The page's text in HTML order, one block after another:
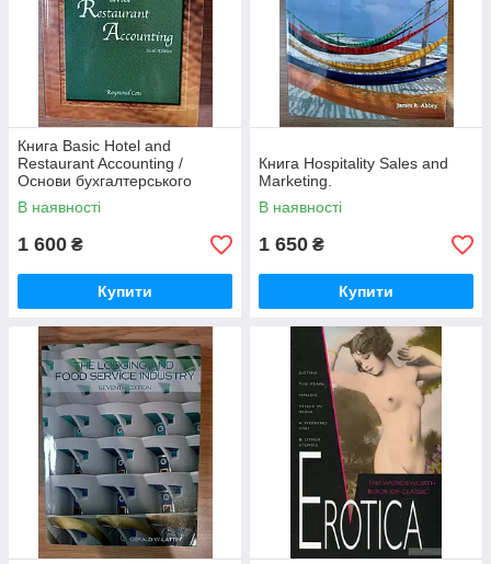
Книга Basic Hotel and
Restaurant Accounting /
Основи бухгалтерського
обліку готелів і ресторанів
В наявності
1 600 ₴
Купити
Книга Hospitality Sales and
Marketing.
В наявності
1 650 ₴
Купити